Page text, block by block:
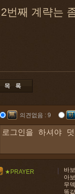
2번째 계략는
의견없음 : 9
★PRAYER
바
아
무
똑